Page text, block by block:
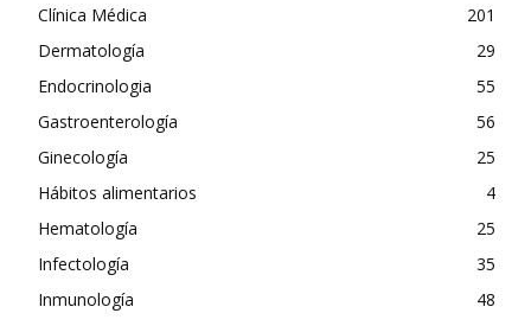
Clínica Médica
201
Dermatología
29
Endocrinologia
55
Gastroenterología
56
Ginecología
25
Hábitos alimentarios
4
Hematología
25
Infectología
35
Inmunología
48